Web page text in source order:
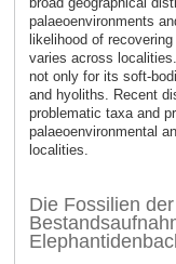
palaeoenvironments
likelihood of
varies across
not only for its soft-
and hyoliths. Recent
problematic taxa and
palaeoenvironmental
localities.
Die Fossilien